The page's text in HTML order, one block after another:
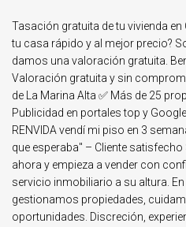
Tasación gratuita de tu vivienda
tu casa rápido y al mejor precio?
damos una valoración gratuita.
Valoración gratuita y sin
de La Marina Alta ✅ Más de 25
Publicidad en portales top y
RENVIDA vendí mi piso en 3
que esperaba" – Cliente
ahora y empieza a vender con
servicio inmobiliario a su altura. En
gestionamos propiedades,
oportunidades. Discreción,